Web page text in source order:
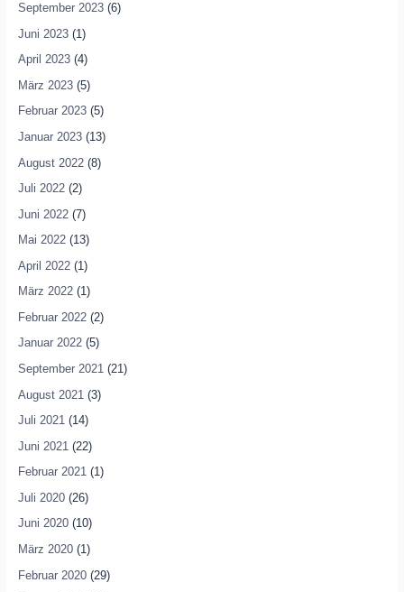
September 2023(6)
Juni 2023(1)
April 2023(4)
März 2023(5)
Februar 2023(5)
Januar 2023(13)
August 2022(8)
Juli 2022(2)
Juni 2022(7)
Mai 2022(13)
April 2022(1)
März 2022(1)
Februar 2022(2)
Januar 2022(5)
September 2021(21)
August 2021 (3)
Juli 2021(14)
Juni 2021 (22)
Februar 2021(1)
Juli 2020(26)
Juni 2020(10)
März 2020(1)
Februar 2020(29)